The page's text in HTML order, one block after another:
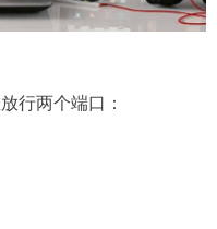
行两个端口：